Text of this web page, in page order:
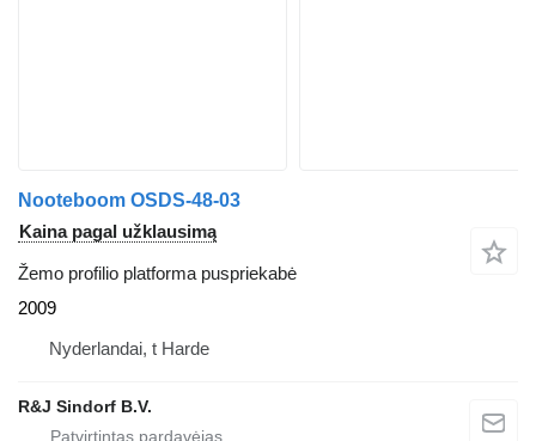
Nooteboom OSDS-48-03
Kaina pagal užklausimą
Žemo profilio platforma puspriekabė
2009
Nyderlandai, t Harde
R&J Sindorf B.V.